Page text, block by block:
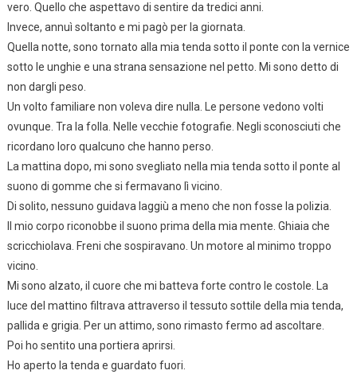
vero. Quello che aspettavo di sentire da tredici anni.
Invece, annuì soltanto e mi pagò per la giornata.
Quella notte, sono tornato alla mia tenda sotto il ponte con la vernice
sotto le unghie e una strana sensazione nel petto. Mi sono detto di
non dargli peso.
Un volto familiare non voleva dire nulla. Le persone vedono volti
ovunque. Tra la folla. Nelle vecchie fotografie. Negli sconosciuti che
ricordano loro qualcuno che hanno perso.
La mattina dopo, mi sono svegliato nella mia tenda sotto il ponte al
suono di gomme che si fermavano lì vicino.
Di solito, nessuno guidava laggiù a meno che non fosse la polizia.
Il mio corpo riconobbe il suono prima della mia mente. Ghiaia che
scricchiolava. Freni che sospiravano. Un motore al minimo troppo
vicino.
Mi sono alzato, il cuore che mi batteva forte contro le costole. La
luce del mattino filtrava attraverso il tessuto sottile della mia tenda,
pallida e grigia. Per un attimo, sono rimasto fermo ad ascoltare.
Poi ho sentito una portiera aprirsi.
Ho aperto la tenda e guardato fuori.